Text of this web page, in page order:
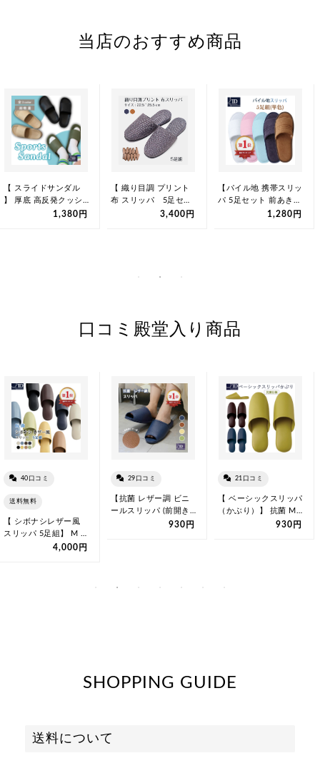
当店のおすすめ商品
【 スライドサンダル
】 厚底 高反発クッシ
ョン アーチサポート
1,380円
【 織り目調 プリント
布 スリッパ 5足セッ
ト 前かぶり 】3,400円
【パイル地 携帯スリッ
パ 5足セット 前あき
】 使い捨て 個包装 袋
1,280円
口コミ殿堂入り商品
40口コミ
送料無料
【 シボナシレザー風
スリッパ 5足組】 M L
こども 抗菌 拭ける ビ
4,000円
29口コミ
【抗菌 レザー調 ビニ
ールスリッパ (前開き)
】M （23~25cm) L…
930円
21口コミ
【 ベーシックスリッパ
（かぶり）】 抗菌 M(
23.0~26.0cm)，…930円
SHOPPING GUIDE
送料について